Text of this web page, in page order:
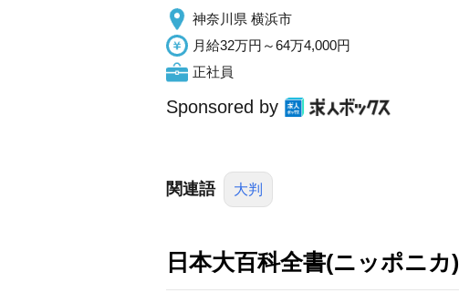
神奈川県 横浜市
月給32万円～64万4,000円
正社員
Sponsored by
関連語 大判
日本大百科全書(ニッポニカ)